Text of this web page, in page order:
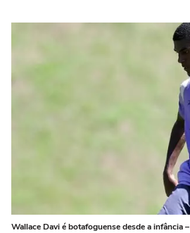
Wallace Davi é botafoguense desde a infância –